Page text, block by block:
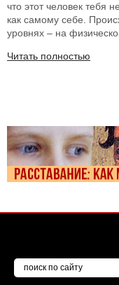
что этот человек тебя
как самому себе.
уровнях – на
Читать полностью